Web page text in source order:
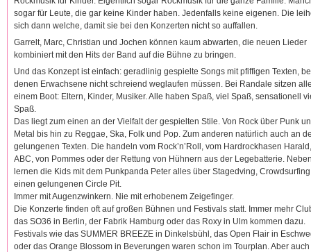
sogar für Leute, die gar keine Kinder haben. Jedenfalls keine eigenen. Die
sich dann welche, damit sie bei den Konzerten nicht so auffallen.
Garrelt, Marc, Christian und Jochen können kaum abwarten, die neuen Lieder
kombiniert mit den Hits der Band auf die Bühne zu bringen.
Und das Konzept ist einfach: geradlinig gespielte Songs mit pfiffigen Texten,
denen Erwachsene nicht schreiend weglaufen müssen. Bei Randale sitzen
einem Boot: Eltern, Kinder, Musiker. Alle haben Spaß, viel Spaß, sensationell
Spaß.
Das liegt zum einen an der Vielfalt der gespielten Stile. Von Rock über Punk
Metal bis hin zu Reggae, Ska, Folk und Pop. Zum anderen natürlich auch an
gelungenen Texten. Die handeln vom Rock’n’Roll, vom Hardrockhasen
ABC, von Pommes oder der Rettung von Hühnern aus der Legebatterie.
lernen die Kids mit dem Punkpanda Peter alles über Stagedving,
einen gelungenen Circle Pit.
Immer mit Augenzwinkern. Nie mit erhobenem Zeigefinger.
Die Konzerte finden oft auf großen Bühnen und Festivals statt. Immer mehr
das SO36 in Berlin, der Fabrik Hamburg oder das Roxy in Ulm kommen dazu.
Festivals wie das SUMMER BREEZE in Dinkelsbühl, das Open Flair in
oder das Orange Blossom in Beverungen waren schon im Tourplan. Aber auch